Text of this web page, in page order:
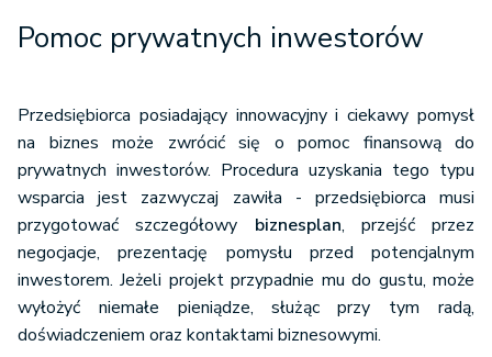
Pomoc prywatnych inwestorów
Przedsiębiorca posiadający innowacyjny i ciekawy pomysł
na biznes może zwrócić się o pomoc finansową do
prywatnych inwestorów. Procedura uzyskania tego typu
wsparcia jest zazwyczaj zawiła - przedsiębiorca musi
przygotować szczegółowy biznesplan, przejść przez
negocjacje, prezentację pomysłu przed potencjalnym
inwestorem. Jeżeli projekt przypadnie mu do gustu, może
wyłożyć niemałe pieniądze, służąc przy tym radą,
doświadczeniem oraz kontaktami biznesowymi.